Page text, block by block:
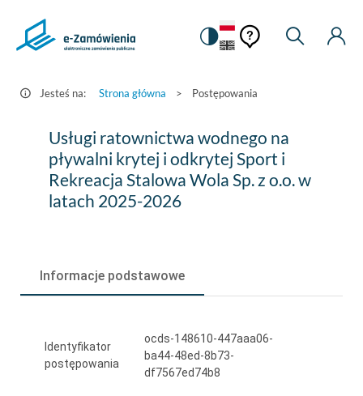
Postępowania
Zamówienia.gov.pl
Zmiana
na
kontrastową
Pomoc
kontekstowa
Pomoc
Moje
Jesteś na: Strona główna > Postępowania
Usługi
ratownictwa
wodnego
krytej
i
Sport
Usługi ratownictwa wodnego na
pływalni krytej i odkrytej Sport i
Rekreacja Stalowa Wola Sp. z o.o. w
latach 2025-2026
Informacje podstawowe
Identyfikator
postępowania
ocds-148610-447aaa06-
ba44-48ed-8b73-
df7567ed74b8